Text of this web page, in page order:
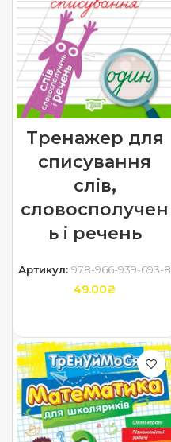
Тренажер для
списування
слів,
словосполучен
ь і речень
Артикул:978-966-939-693-8
49.00₴